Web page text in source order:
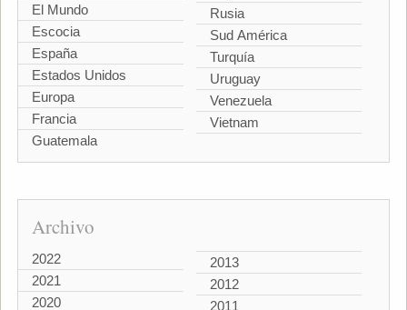
El Mundo
Escocia
España
Estados Unidos
Europa
Francia
Guatemala
Rusia
Sud América
Turquía
Uruguay
Venezuela
Vietnam
Archivo
2022
2021
2020
2013
2012
2011